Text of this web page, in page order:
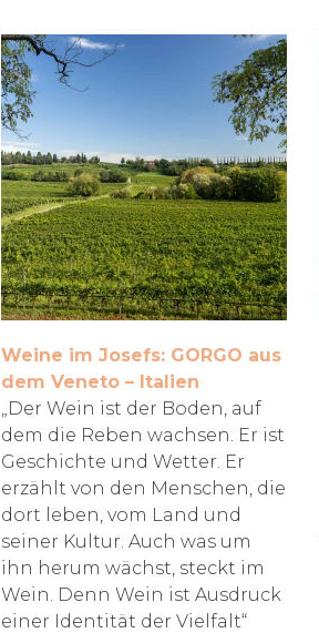
Weine im Josefs: GORGO aus
dem Veneto – Italien
„Der Wein ist der Boden, auf
dem die Reben wachsen. Er ist
Geschichte und Wetter. Er
erzählt von den Menschen, die
dort leben, vom Land und
seiner Kultur. Auch was um
ihn herum wächst, steckt im
Wein. Denn Wein ist Ausdruck
einer Identität der Vielfalt“